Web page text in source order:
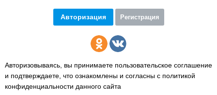
Авторизация Регистрация
Авторизовываясь, вы принимаете пользовательское соглашение
и подтверждаете, что ознакомлены и согласны с политикой
конфиденциальности данного сайта